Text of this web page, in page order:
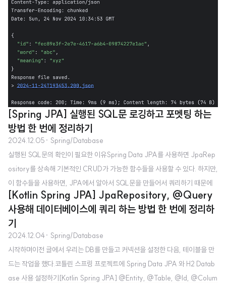
ed resource. 확인해보니, 브라우저는 기본적으로 동일 출처 정책(Same Ori
gin Policy, SOP)을 지키기 때문에 다른 출처의 리소스 접근을 금지해 생기는
문제로 확인됐다. 이를 해결하기..
[Spring JPA] 실행된 SQL문 로깅하고 포멧팅 하는
방법 한 번에 정리하기
2024.12.05 · Spring/Database
실행된 SQL문의 확인이 필요한 이유Spring Data JPA를 사용하면 JpaRep
ository를 상속해 기본적인 CRUD가 가능한 함수들을 사용할 수 있다. 하지만,
이 함수들을 사용하면, JPA에서 알아서 SQL문을 만들어서 쿼리하기 때문에
어떤 SQL문이 실행되는지 확인하기 어렵다. 대부분의 상황에서 이것은 문제가
되지 않지만, 만약 버그가 일어났다면 어떤 SQL문 때문에 문제가 생겼는지 확
인해야 한다. Spring Data JPA는 이를 위해 실행되는 SQL문을 로깅할 수 있
는 기능을 제공한다. 지금부터 이 방법에 대해 알아보자. 실행된 SQL문 로깅하
기실행된 SQL문을 로깅하도록 설정하기 위해서는 application.properties
파일에 다음과 같은 설정을 추가해야 한다.spring..
[Kotlin Spring JPA] JpaRepository, @Query
사용해 데이터베이스에 쿼리 하는 방법 한 번에 정리하
기
2024.12.04· Spring/Database
시작하며이전 글에서 우리는 DB를 만들고 커넥션을 설정한 다음, 테이블을 만
드는 작업을 했다.코틀린 스프링 프로젝트에 Spring Data JPA 와 H2 Datab
ase 사용 설정하기[Kotlin Spring JPA] @Entity, @Table, @Id, @Colum